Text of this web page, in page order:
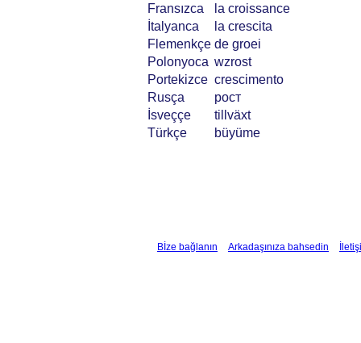
Fransızca
la croissance
İtalyanca
la crescita
Flemenkçe de groei
Polonyoca wzrost
Portekizce crescimento
Rusça
рост
İsveççe
tillväxt
Türkçe
büyüme
Bİze bağlanın Arkadaşınıza bahsedin